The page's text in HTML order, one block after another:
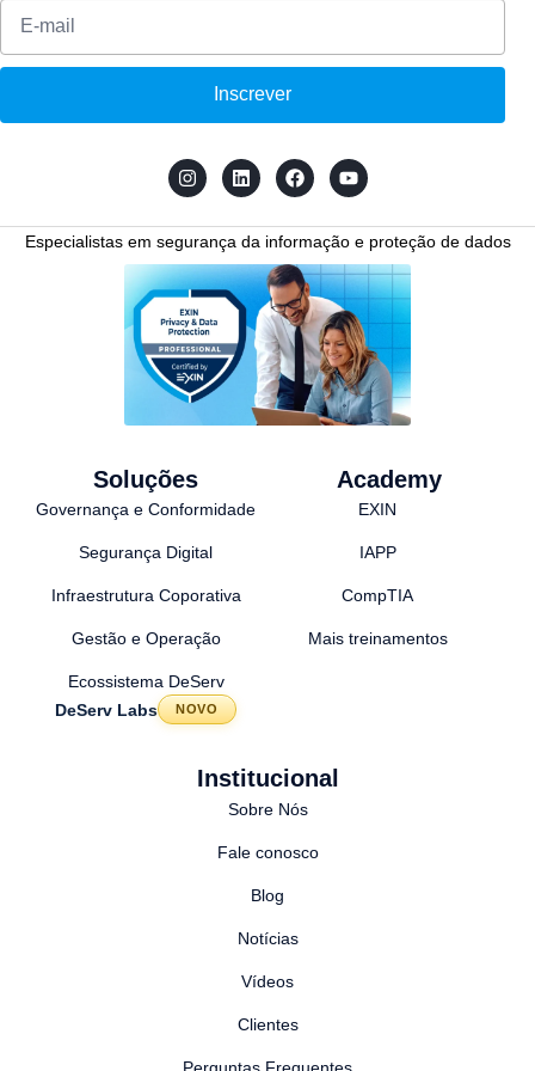
Inscrever
Especialistas em segurança da informação e proteção de dados
Soluções
Governança e Conformidade
Segurança Digital
Infraestrutura Coporativa
Gestão e Operação
Ecossistema DeServ
DeServ Labs
NOVO
Academy
EXIN
IAPP
CompTIA
Mais treinamentos
Institucional
Sobre Nós
Fale conosco
Blog
Notícias
Vídeos
Clientes
Perguntas Frequentes